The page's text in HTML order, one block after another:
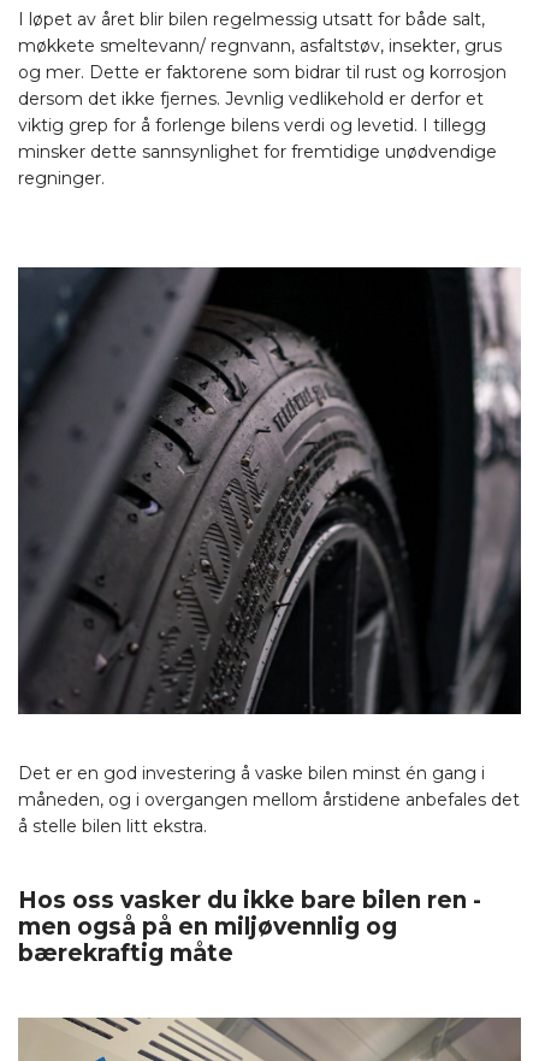
I løpet av året blir bilen regelmessig utsatt for både salt,
møkkete smeltevann/ regnvann, asfaltstøv, insekter, grus
og mer. Dette er faktorene som bidrar til rust og korrosjon
dersom det ikke fjernes. Jevnlig vedlikehold er derfor et
viktig grep for å forlenge bilens verdi og levetid. I tillegg
minsker dette sannsynlighet for fremtidige unødvendige
regninger.
Det er en god investering å vaske bilen minst én gang i
måneden, og i overgangen mellom årstidene anbefales det
å stelle bilen litt ekstra.
Hos oss vasker du ikke bare bilen ren -
men også på en miljøvennlig og
bærekraftig måte